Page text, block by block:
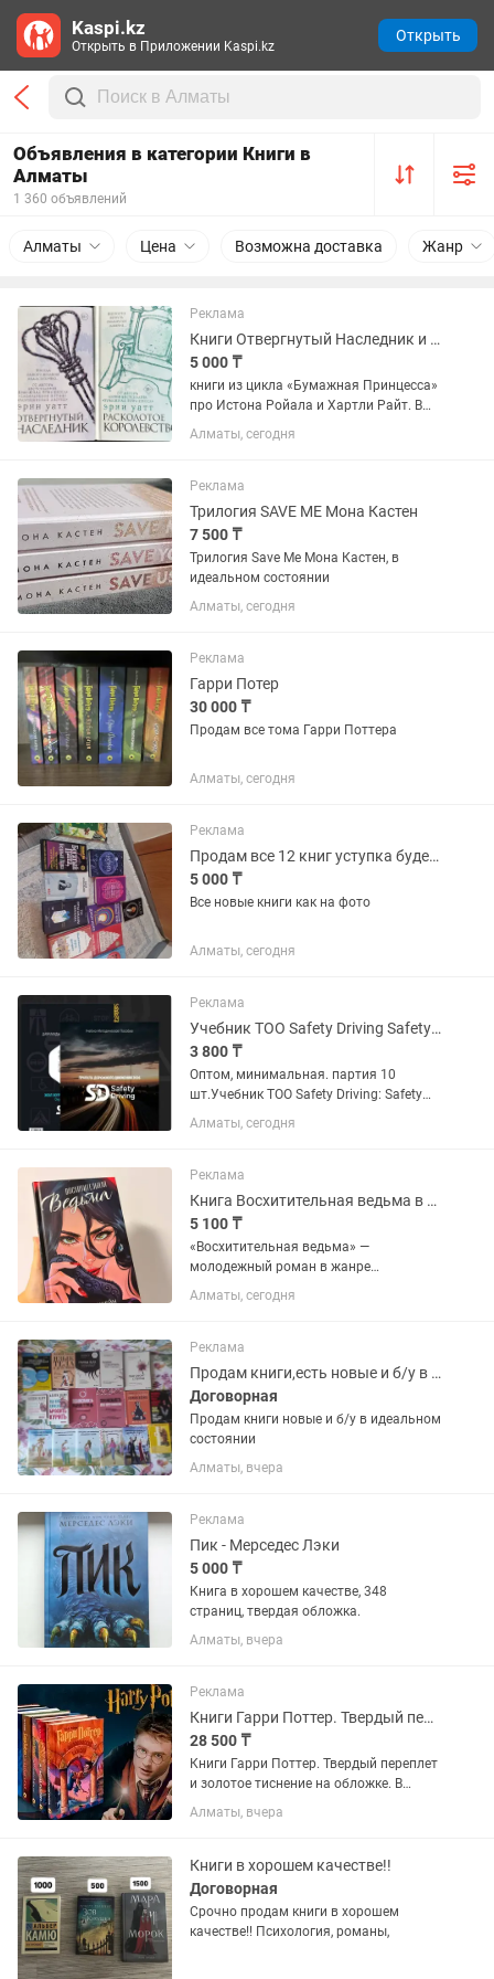
Объявления в категории Книги в
Алматы
1 360 объявлений
Алматы Цена Возможна доставка Жанр
Реклама
Книги Отвергнутый Наследник и Расколотое Королевство от Эрин Уатт
5 000 ₸
книги из цикла «Бумажная Принцесса»
про Истона Ройала и Хартли Райт. В
идеальном состоянии
Алматы, сегодня
Реклама
Трилогия SAVE ME Мона Кастен
7 500 ₸
Трилогия Save Me Мона Кастен, в
идеальном состоянии
Алматы, сегодня
Реклама
Гарри Потер
30 000 ₸
Продам все тома Гарри Поттера
Алматы, сегодня
Реклама
Продам все 12 книг уступка будет кому нужно
5 000 ₸
Все новые книги как на фото
Алматы, сегодня
Реклама
Учебник ТОО Safety Driving Safety Driving ПДД РК 2026
3 800 ₸
Оптом, минимальная. партия 10
шт.Учебник ТОО Safety Driving: Safety
Driving: ПДД РК 2026: Учебно-
методическое пособие для подготовки
Алматы, сегодня
Реклама
Книга Восхитительная ведьма в подарочном издании
5 100 ₸
«Восхитительная ведьма» —
молодежный роман в жанре
романтики и современной прозы.
Легкая, атмосферная и увлекательная
юморе и ярких героях. Книга в
хорошем...
Алматы, сегодня
Реклама
Продам книги,есть новые и б/у в идеальном состоянии
Договорная
Продам книги новые и б/у в идеальном
состоянии
Алматы, вчера
Реклама
Пик - Мерседес Лэки
5 000 ₸
Книга в хорошем качестве, 348
страниц, твердая обложка.
Алматы, вчера
Реклама
Книги Гарри Поттер. Твердый переплет. Росмэн перевод.
28 500 ₸
Книги Гарри Поттер. Твердый переплет
и золотое тиснение на обложке. В
подарочной упаковке! Перевод
Росмэн. Книги новые. Имена
привыкли воспринимать их из...
Алматы, вчера
Книги в хорошем качестве!!
Договорная
Срочно продам книги в хорошем
качестве!! Психология, романы,
Kaspi.kz
Открыть в Приложении Kaspi.kz
Открыть